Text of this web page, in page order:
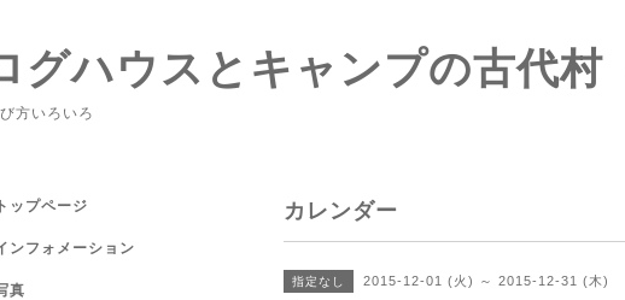
グハウスとキャンプの古代村
方いろいろ
カレンダー
指定なし 2015-12-01 (火) ～ 2015-12-31 (木)
トップページ
ンフォメーション
真